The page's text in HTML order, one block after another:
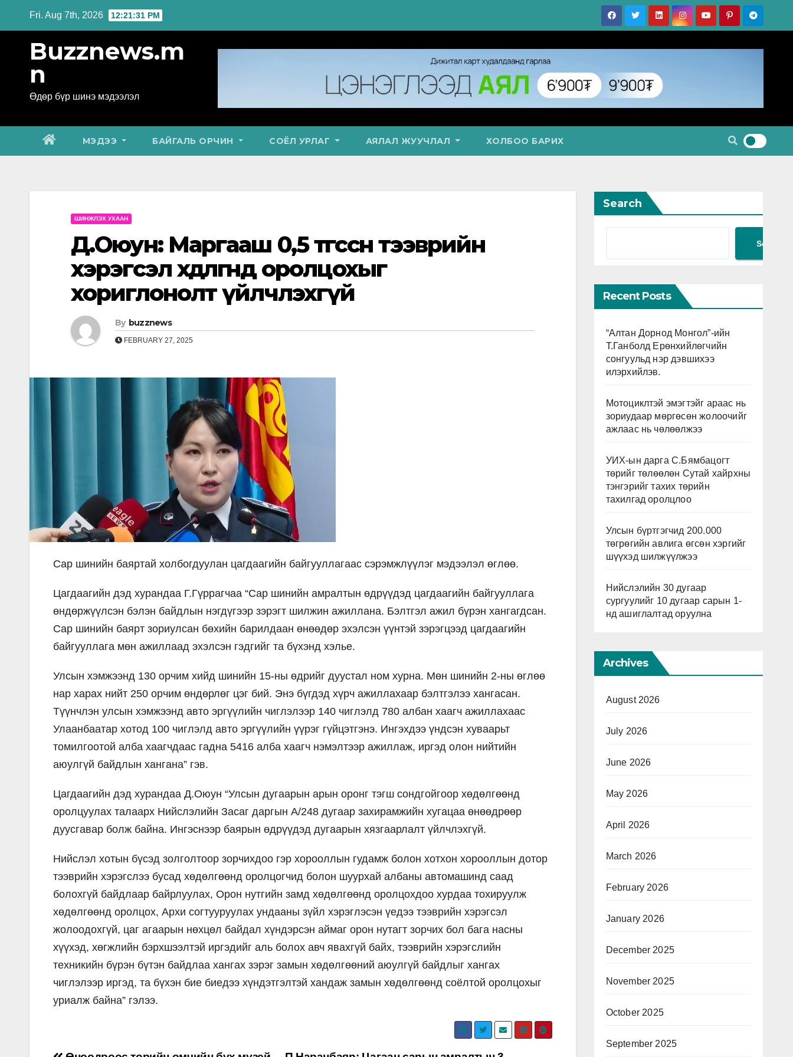
Fri. Aug 7th, 2026 12:21:32 PM
Buzznews.m
n
Өдөр бүр шинэ мэдээлэл
МЭДЭЭ БАЙГАЛЬ ОРЧИН СОЁЛ УРЛАГ АЯЛАЛ ЖУУЧЛАЛ ХОЛБОО БАРИХ
ШИНЖЛЭХ УХААН
Д.Оюун: Маргааш 0,5 төгссөн тээврийн
хэрэгсэл хөдөлгөөнд оролцохыг
хориглонолт үйлчлэхгүй
By buzznews
FEBRUARY 27, 2025
Сар шинийн баяртай холбогдуулан цагдаагийн байгууллагаас сэрэмжлүүлэг мэдээлэл өглөө.
Цагдаагийн дэд хурандаа Г.Гүррагчаа “Сар шинийн амралтын өдрүүдэд цагдаагийн байгууллага
өндөржүүлсэн бэлэн байдлын нэгдүгээр зэрэгт шилжин ажиллана. Бэлтгэл ажил бүрэн хангагдсан.
Сар шинийн баярт зориулсан бөхийн барилдаан өнөөдөр эхэлсэн үүнтэй зэрэгцээд цагдаагийн
байгууллага мөн ажиллаад эхэлсэн гэдгийг та бүхэнд хэлье.
Улсын хэмжээнд 130 орчим хийд шинийн 15-ны өдрийг дуустал ном хурна. Мөн шинийн 2-ны өглөө
нар харах нийт 250 орчим өндөрлөг цэг бий. Энэ бүгдэд хүрч ажиллахаар бэлтгэлээ хангасан.
Түүнчлэн улсын хэмжээнд авто эргүүлийн чиглэлээр 140 чиглэлд 780 албан хаагч ажиллахаас
Улаанбаатар хотод 100 чиглэлд авто эргүүлийн үүрэг гүйцэтгэнэ. Ингэхдээ үндсэн хуваарьт
томилгоотой алба хаагчдаас гадна 5416 алба хаагч нэмэлтээр ажиллаж, иргэд олон нийтийн
аюулгүй байдлын хангана” гэв.
Цагдаагийн дэд хурандаа Д.Оюун “Улсын дугаарын арын оронг тэгш сондгойгоор хөдөлгөөнд
оролцуулах талаарх Нийслэлийн Засаг даргын А/248 дугаар захирамжийн хугацаа өнөөдрөөр
дуусгавар болж байна. Ингэснээр баярын өдрүүдэд дугаарын хязгаарлалт үйлчлэхгүй.
Нийслэл хотын бүсэд золголтоор зорчихдоо гэр хорооллын гудамж болон хотхон хорооллын дотор
тээврийн хэрэгслээ бусад хөдөлгөөнд оролцогчид болон шуурхай албаны автомашинд саад
болохгүй байдлаар байрлуулах, Орон нутгийн замд хөдөлгөөнд оролцохдоо хурдаа тохируулж
хөдөлгөөнд оролцох, Архи согтууруулах ундааны зүйл хэрэглэсэн үедээ тээврийн хэрэгсэл
жолоодохгүй, цаг агаарын нөхцөл байдал хүндэрсэн аймаг орон нутагт зорчих бол бага насны
хүүхэд, хөгжлийн бэрхшээлтэй иргэдийг аль болох авч явахгүй байх, тээврийн хэрэгслийн
техникийн бүрэн бүтэн байдлаа хангах зэрэг замын хөдөлгөөний аюулгүй байдлыг хангах
чиглэлээр иргэд, та бүхэн бие биедээ хүндэтгэлтэй хандаж замын хөдөлгөөнд соёлтой оролцохыг
уриалж байна” гэлээ.
Search
Search
Recent Posts
“Алтан Дорнод Монгол”-ийн
Т.Ганболд Ерөнхийлөгчийн
сонгуульд нэр дэвшихээ
илэрхийлэв.
Мотоциклтэй эмэгтэйг араас нь
зориудаар мөргөсөн жолоочийг
ажлаас нь чөлөөлжээ
УИХ-ын дарга С.Бямбацогт
төрийг төлөөлөн Сутай хайрхны
тэнгэрийг тахих төрийн
тахилгад оролцлоо
Улсын бүртгэгчид 200.000
төгрөгийн авлига өгсөн хэргийг
шүүхэд шилжүүлжээ
Нийслэлийн 30 дугаар
сургуулийг 10 дугаар сарын 1-
нд ашиглалтад оруулна
Archives
August 2026
July 2026
June 2026
May 2026
April 2026
March 2026
February 2026
January 2026
December 2025
November 2025
October 2025
September 2025